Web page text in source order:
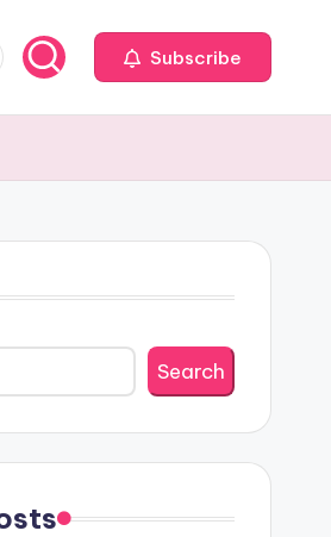
Subscribe
Search